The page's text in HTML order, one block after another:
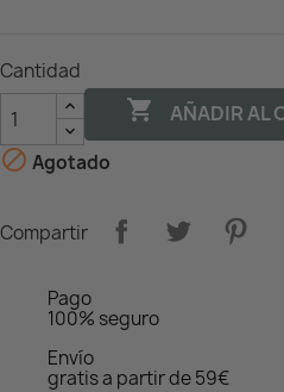
Cantidad
 AÑADIR AL
 Agotado
Compartir
Pago
100% seguro
Envío
gratis a partir de 59€